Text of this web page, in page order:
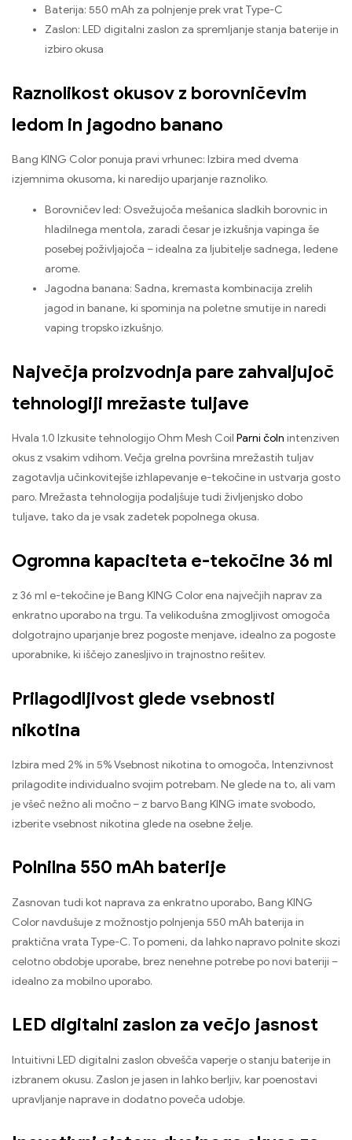
Baterija: 550 mAh za polnjenje prek vrat Type-C
Zaslon: LED digitalni zaslon za spremljanje stanja baterije in
izbiro okusa
Raznolikost okusov z borovničevim
ledom in jagodno banano
Bang KING Color ponuja pravi vrhunec: Izbira med dvema
izjemnima okusoma, ki naredijo uparjanje raznoliko.
Borovničev led: Osvežujoča mešanica sladkih borovnic in
hladilnega mentola, zaradi česar je izkušnja vapinga še
posebej poživljajoča – idealna za ljubitelje sadnega, ledene
arome.
Jagodna banana: Sadna, kremasta kombinacija zrelih
jagod in banane, ki spominja na poletne smutije in naredi
vaping tropsko izkušnjo.
Največja proizvodnja pare zahvaljujoč
tehnologiji mrežaste tuljave
Hvala 1.0 Izkusite tehnologijo Ohm Mesh Coil Parni čoln intenziven
okus z vsakim vdihom. Večja grelna površina mrežastih tuljav
zagotavlja učinkovitejše izhlapevanje e-tekočine in ustvarja gosto
paro. Mrežasta tehnologija podaljšuje tudi življenjsko dobo
tuljave, tako da je vsak zadetek popolnega okusa.
Ogromna kapaciteta e-tekočine 36 ml
z 36 ml e-tekočine je Bang KING Color ena največjih naprav za
enkratno uporabo na trgu. Ta velikodušna zmogljivost omogoča
dolgotrajno uparjanje brez pogoste menjave, idealno za pogoste
uporabnike, ki iščejo zanesljivo in trajnostno rešitev.
Prilagodljivost glede vsebnosti
nikotina
Izbira med 2% in 5% Vsebnost nikotina to omogoča, Intenzivnost
prilagodite individualno svojim potrebam. Ne glede na to, ali vam
je všeč nežno ali močno – z barvo Bang KING imate svobodo,
izberite vsebnost nikotina glede na osebne želje.
Polnilna 550 mAh baterije
Zasnovan tudi kot naprava za enkratno uporabo, Bang KING
Color navdušuje z možnostjo polnjenja 550 mAh baterija in
praktična vrata Type-C. To pomeni, da lahko napravo polnite skozi
celotno obdobje uporabe, brez nenehne potrebe po novi bateriji –
idealno za mobilno uporabo.
LED digitalni zaslon za večjo jasnost
Intuitivni LED digitalni zaslon obvešča vaperje o stanju baterije in
izbranem okusu. Zaslon je jasen in lahko berljiv, kar poenostavi
upravljanje naprave in dodatno poveča udobje.